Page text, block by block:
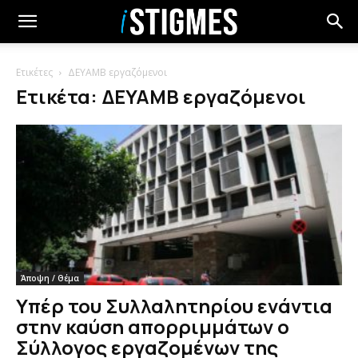
Ετικέτες ΔΕΥΑΜΒ εργαζόμενοι
Ετικέτα: ΔΕΥΑΜΒ εργαζόμενοι
Άποψη / Θέμα
Υπέρ του Συλλαλητηρίου ενάντια
στην καύση απορριμμάτων ο
Σύλλογος εργαζομένων της